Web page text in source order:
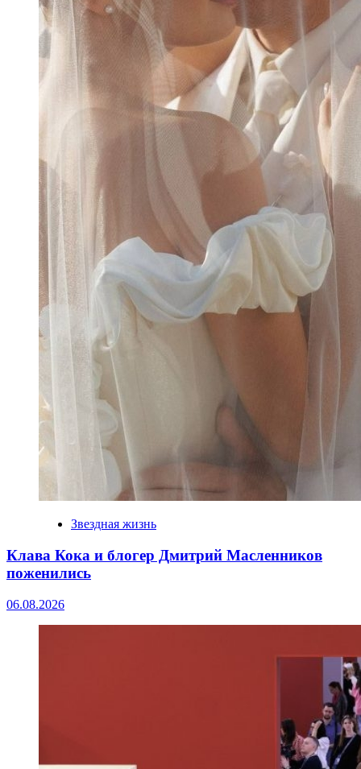
Звездная жизнь
Клава Кока и блогер Дмитрий Масленников
поженились
06.08.2026